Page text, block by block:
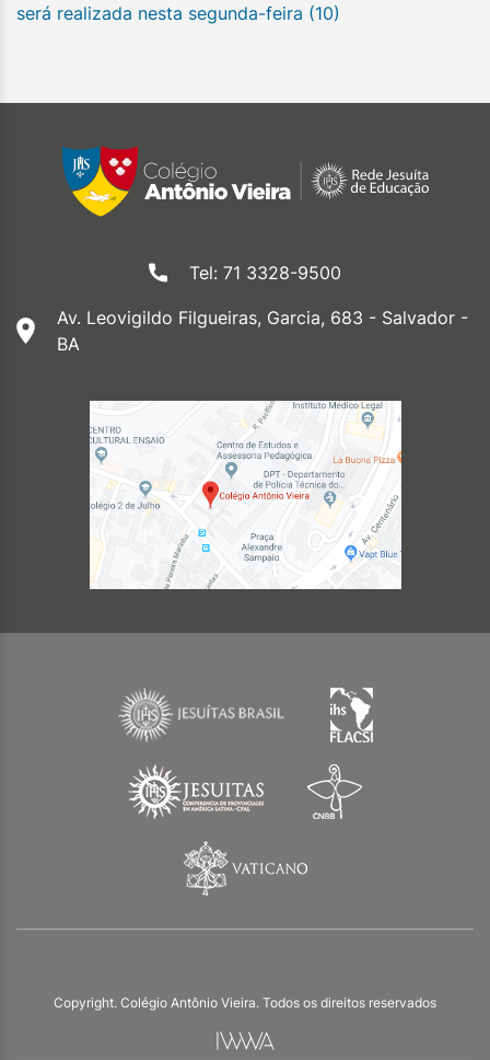
será realizada nesta segunda-feira (10)
Tel: 71 3328-9500
Av. Leovigildo Filgueiras, Garcia, 683 - Salvador -
BA
Copyright. Colégio Antônio Vieira. Todos os direitos reservados